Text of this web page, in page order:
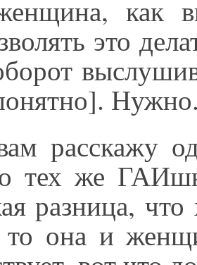
как
это
расскажу
тех же
разница,
она и